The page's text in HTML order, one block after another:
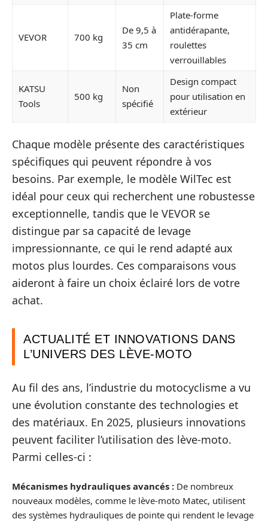
VEVOR 700 kg
De 9,5 à
35 cm
Plate-forme
antidérapante,
roulettes
verrouillables
KATSU
Tools
500 kg
Non
spécifié
Design compact
pour utilisation en
extérieur
Chaque modèle présente des caractéristiques
spécifiques qui peuvent répondre à vos
besoins. Par exemple, le modèle WilTec est
idéal pour ceux qui recherchent une robustesse
exceptionnelle, tandis que le VEVOR se
distingue par sa capacité de levage
impressionnante, ce qui le rend adapté aux
motos plus lourdes. Ces comparaisons vous
aideront à faire un choix éclairé lors de votre
achat.
ACTUALITÉ ET INNOVATIONS DANS
L’UNIVERS DES LÈVE-MOTO
Au fil des ans, l’industrie du motocyclisme a vu
une évolution constante des technologies et
des matériaux. En 2025, plusieurs innovations
peuvent faciliter l’utilisation des lève-moto.
Parmi celles-ci :
Mécanismes hydrauliques avancés : De nombreux
nouveaux modèles, comme le lève-moto Matec, utilisent
des systèmes hydrauliques de pointe qui rendent le levage